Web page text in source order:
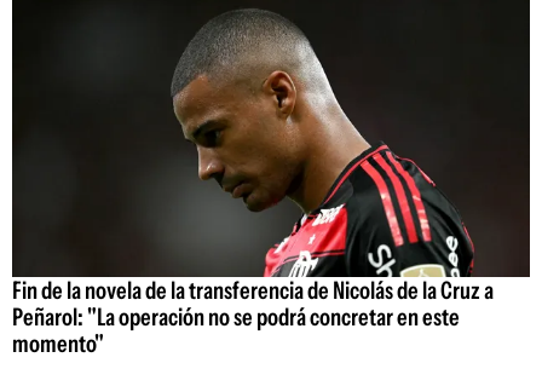
Fin de la novela de la transferencia de Nicolás de la Cruz a
Peñarol: "La operación no se podrá concretar en este
momento"